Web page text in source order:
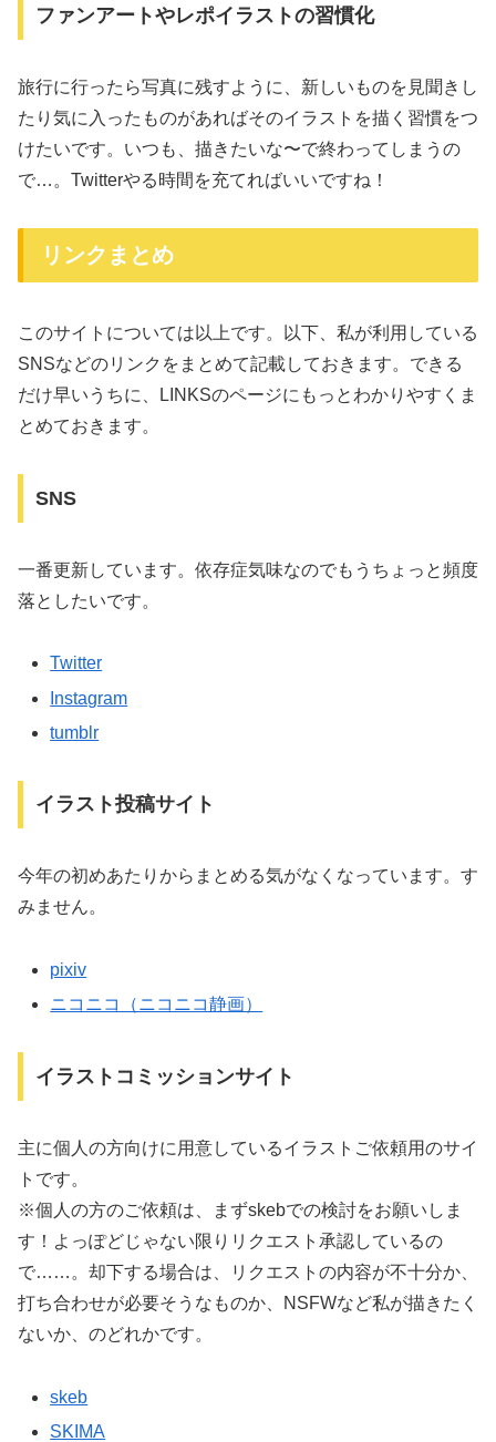
ファンアートやレポイラストの習慣化
旅行に行ったら写真に残すように、新しいものを見聞きし
たり気に入ったものがあればそのイラストを描く習慣をつ
けたいです。いつも、描きたいな〜で終わってしまうの
で…。Twitterやる時間を充てればいいですね！
リンクまとめ
このサイトについては以上です。以下、私が利用している
SNSなどのリンクをまとめて記載しておきます。できる
だけ早いうちに、LINKSのページにもっとわかりやすくま
とめておきます。
SNS
一番更新しています。依存症気味なのでもうちょっと頻度
落としたいです。
Twitter
Instagram
tumblr
イラスト投稿サイト
今年の初めあたりからまとめる気がなくなっています。す
みません。
pixiv
ニコニコ（ニコニコ静画）
イラストコミッションサイト
主に個人の方向けに用意しているイラストご依頼用のサイ
トです。
※個人の方のご依頼は、まずskebでの検討をお願いしま
す！よっぽどじゃない限りリクエスト承認しているの
で……。却下する場合は、リクエストの内容が不十分か、
打ち合わせが必要そうなものか、NSFWなど私が描きたく
ないか、のどれかです。
skeb
SKIMA